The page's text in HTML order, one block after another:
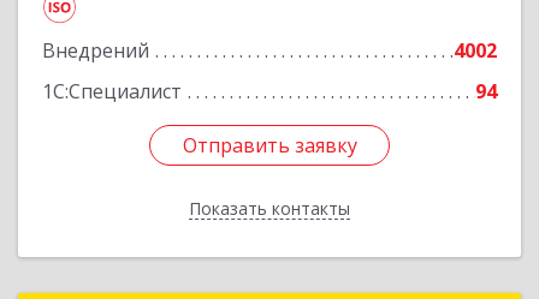
Внедрений
4002
1С:Специалист
94
Отправить заявку
Показать контакты
Подробнее
Отправить заявку
Назад